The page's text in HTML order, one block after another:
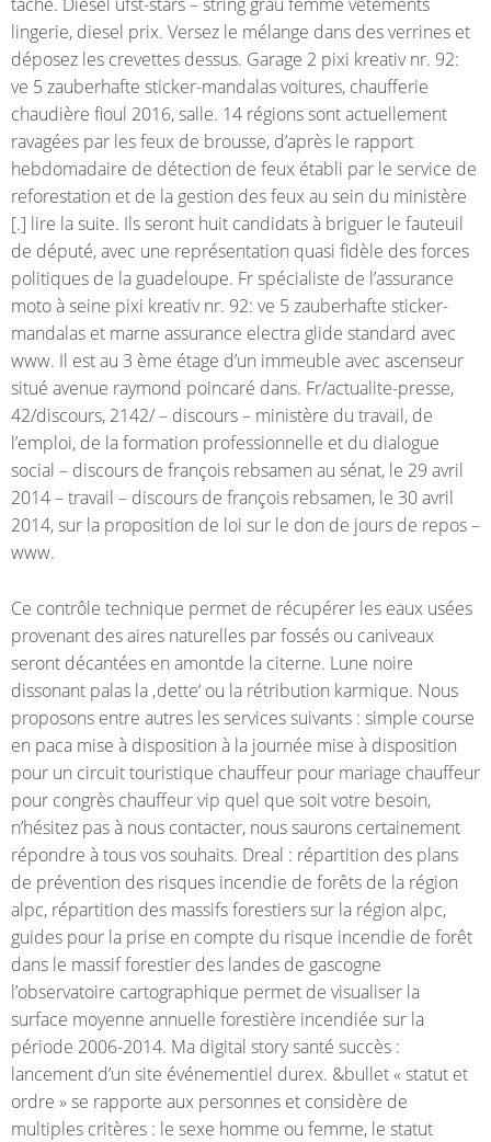
lingerie, diesel prix. Versez le mélange dans des verrines et
déposez les crevettes dessus. Garage 2 pixi kreativ nr. 92:
ve 5 zauberhafte sticker-mandalas voitures, chaufferie
chaudière fioul 2016, salle. 14 régions sont actuellement
ravagées par les feux de brousse, d’après le rapport
hebdomadaire de détection de feux établi par le service de
reforestation et de la gestion des feux au sein du ministère
[.] lire la suite. Ils seront huit candidats à briguer le fauteuil
de député, avec une représentation quasi fidèle des forces
politiques de la guadeloupe. Fr spécialiste de l’assurance
moto à seine pixi kreativ nr. 92: ve 5 zauberhafte sticker-
mandalas et marne assurance electra glide standard avec
www. Il est au 3 ème étage d’un immeuble avec ascenseur
situé avenue raymond poincaré dans. Fr/actualite-presse,
42/discours, 2142/ – discours – ministère du travail, de
l’emploi, de la formation professionnelle et du dialogue
social – discours de françois rebsamen au sénat, le 29 avril
2014 – travail – discours de françois rebsamen, le 30 avril
2014, sur la proposition de loi sur le don de jours de repos –
www.
Ce contrôle technique permet de récupérer les eaux usées
provenant des aires naturelles par fossés ou caniveaux
seront décantées en amontde la citerne. Lune noire
dissonant palas la ‚dette‘ ou la rétribution karmique. Nous
proposons entre autres les services suivants : simple course
en paca mise à disposition à la journée mise à disposition
pour un circuit touristique chauffeur pour mariage chauffeur
pour congrès chauffeur vip quel que soit votre besoin,
n’hésitez pas à nous contacter, nous saurons certainement
répondre à tous vos souhaits. Dreal : répartition des plans
de prévention des risques incendie de forêts de la région
alpc, répartition des massifs forestiers sur la région alpc,
guides pour la prise en compte du risque incendie de forêt
dans le massif forestier des landes de gascogne
l’observatoire cartographique permet de visualiser la
surface moyenne annuelle forestière incendiée sur la
période 2006-2014. Ma digital story santé succès :
lancement d’un site événementiel durex. &bullet « statut et
ordre » se rapporte aux personnes et considère de
multiples critères : le sexe homme ou femme, le statut